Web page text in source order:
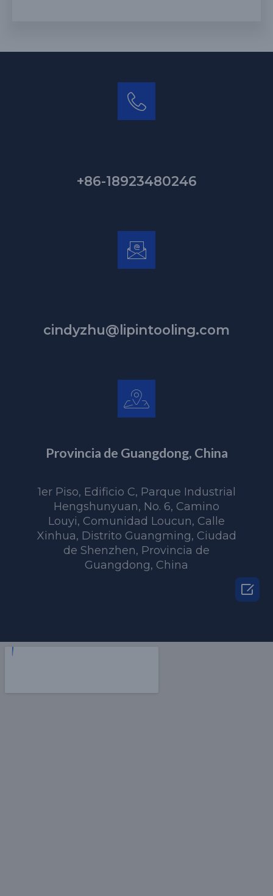
+86-18923480246
cindyzhu@lipintooling.com
Provincia de Guangdong, China
1er Piso, Edificio C, Parque Industrial
Hengshunyuan, No. 6, Camino
Louyi, Comunidad Loucun, Calle
Xinhua, Distrito Guangming, Ciudad
de Shenzhen, Provincia de
Guangdong, China
